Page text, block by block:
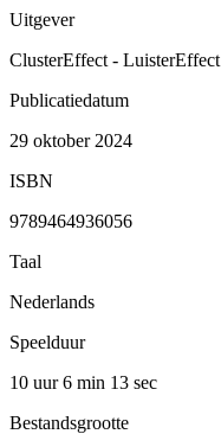
Uitgever
ClusterEffect - LuisterEffect
Publicatiedatum
29 oktober 2024
ISBN
9789464936056
Taal
Nederlands
Speelduur
10 uur 6 min 13 sec
Bestandsgrootte